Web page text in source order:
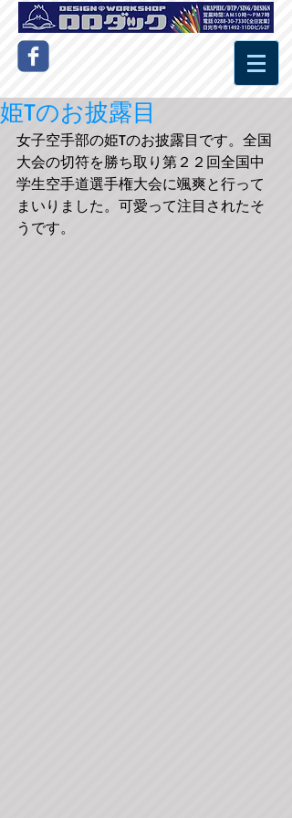
姫Tのお披露目
女子空手部の姫Tのお披露目です。全国
大会の切符を勝ち取り第２２回全国中
学生空手道選手権大会に颯爽と行って
まいりました。可愛って注目されたそ
うです。